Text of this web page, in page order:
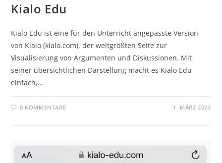
Kialo Edu
Kialo Edu ist eine für den Unterricht angepasste Version
von Kialo (kialo.com), der weltgrößten Seite zur
Visualisierung von Argumenten und Diskussionen. Mit
seiner übersichtlichen Darstellung macht es Kialo Edu
einfach,…
0 KOMMENTARE 1. MÄRZ 2023